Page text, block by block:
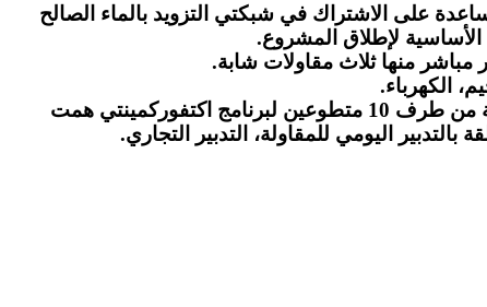
الاشتراك في شبكتي التزويد بالماء الصالح
الأساسية لإطلاق المشروع.
الكهرباء.
كما تجدر الإشارة إلى أن المستفيدين من هذه المبادرة تمت مواكبتهم عبر تقديم تكوينات ميدانية لمدة 8 دورات تكوينية من طرف 10 متطوعين لبرنامج اكتفوركمينتي همت
اليومي للمقاولة، التدبير التجاري.